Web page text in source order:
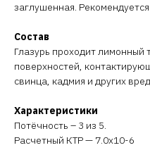
заглушенная.
Состав
Глазурь проходит лимонный
поверхностей,
свинца, кадмия и других
Характеристики
Потёчность – 3 из 5.
Расчетный КТР — 7.0х10-6